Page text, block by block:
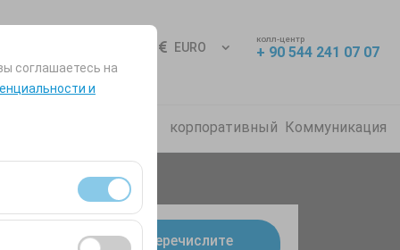
соглашаетесь на
и
и
EURO
колл-центр
+ 90 544 241 07 07
корпоративный Коммуникация
Перечислите